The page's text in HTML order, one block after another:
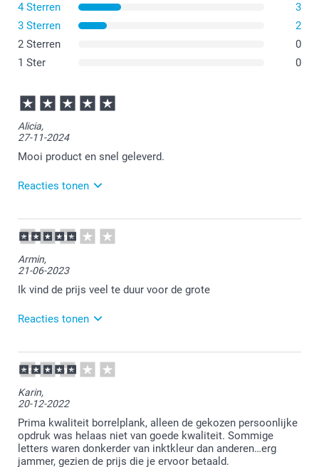
4 Sterren
3
3 Sterren
2
2 Sterren
0
1 Ster
0
Alicia,
27-11-2024
Mooi product en snel geleverd.
Reacties tonen
28-11-2024
10:20
Bedankt voor je bericht.
Veel plezier ervan!
Armin,
21-06-2023
Ik vind de prijs veel te duur voor de grote
Reacties tonen
21-06-2023
16:44
Bedankt voor je review. Vervelend om te vernemen
ook gecommuniceerd op onze website. Aan de prijs
kunnen wij helaas veranderen. Wel hebben wij vaak
leuke acties lopen op onze website voor korting!
Karin,
20-12-2022
Prima kwaliteit borrelplank, alleen de gekozen persoonlijke
opdruk was helaas niet van goede kwaliteit. Sommige
letters waren donkerder van inktkleur dan anderen…erg
jammer, gezien de prijs die je ervoor betaald.